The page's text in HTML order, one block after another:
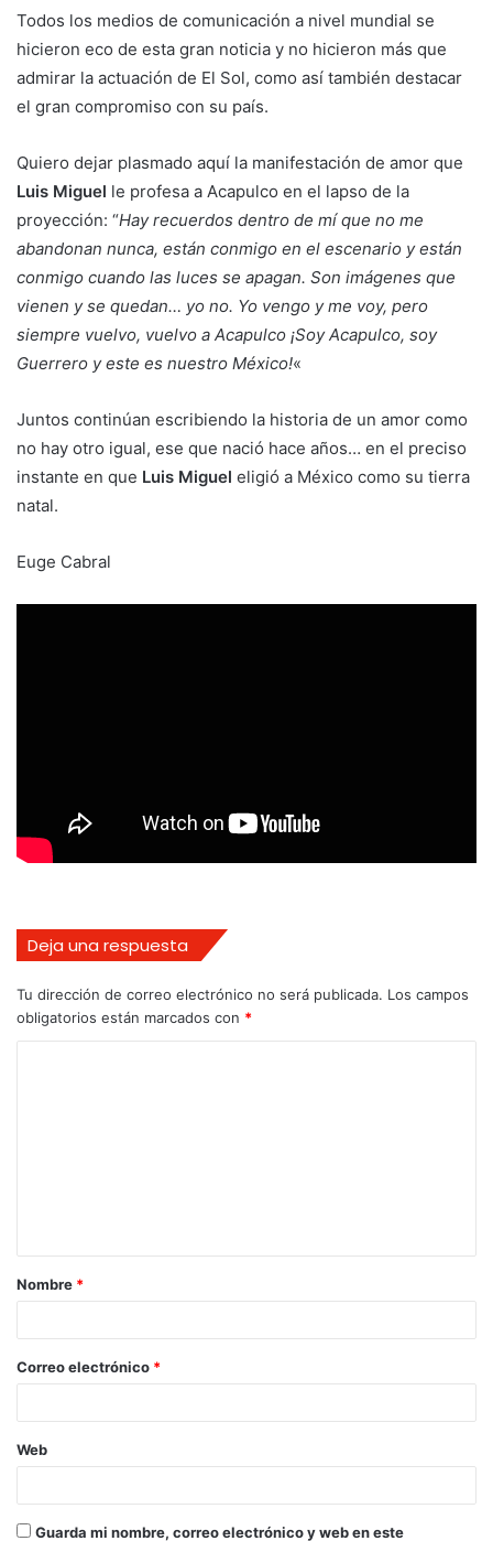
Todos los medios de comunicación a nivel mundial se
hicieron eco de esta gran noticia y no hicieron más que
admirar la actuación de El Sol, como así también destacar
el gran compromiso con su país.
Quiero dejar plasmado aquí la manifestación de amor que
Luis Miguel le profesa a Acapulco en el lapso de la
proyección: “Hay recuerdos dentro de mí que no me
abandonan nunca, están conmigo en el escenario y están
conmigo cuando las luces se apagan. Son imágenes que
vienen y se quedan… yo no. Yo vengo y me voy, pero
siempre vuelvo, vuelvo a Acapulco ¡Soy Acapulco, soy
Guerrero y este es nuestro México!«
Juntos continúan escribiendo la historia de un amor como
no hay otro igual, ese que nació hace años… en el preciso
instante en que Luis Miguel eligió a México como su tierra
natal.
Euge Cabral
Deja una respuesta
Tu dirección de correo electrónico no será publicada. Los campos
obligatorios están marcados con *
Nombre *
Correo electrónico *
Web
Guarda mi nombre, correo electrónico y web en este